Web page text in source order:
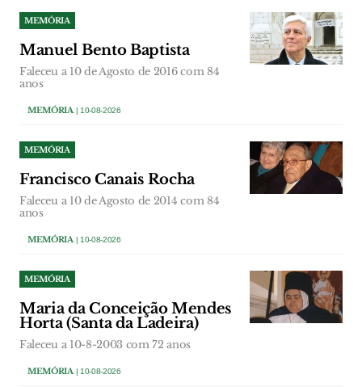
MEMÓRIA
Manuel Bento Baptista
Faleceu a 10 de Agosto de 2016 com 84
anos
MEMÓRIA| 10-08-2026
MEMÓRIA
Francisco Canais Rocha
Faleceu a 10 de Agosto de 2014 com 84
anos
MEMÓRIA| 10-08-2026
MEMÓRIA
Maria da Conceição Mendes
Horta (Santa da Ladeira)
Faleceu a 10-8-2003 com 72 anos
MEMÓRIA| 10-08-2026